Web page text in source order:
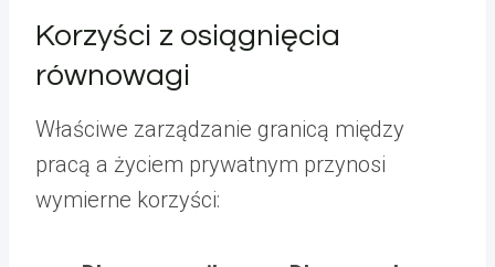
Korzyści z osiągnięcia
równowagi
Właściwe zarządzanie granicą między
pracą a życiem prywatnym przynosi
wymierne korzyści: